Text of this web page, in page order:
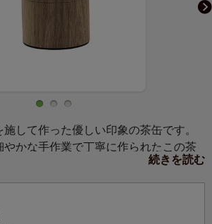
して作った優しい印象の茶缶です。
やかな手作業で丁寧に作られたこの茶
高い気密性はそのままに、スチール製
性と遮臭性を発揮し、お茶の風味をし
が心をほっこりさせてくれる一品で
続きを読む